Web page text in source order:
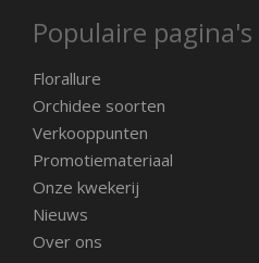
Populaire pagina's
Florallure
Orchidee soorten
Verkooppunten
Promotiemateriaal
Onze kwekerij
Nieuws
Over ons